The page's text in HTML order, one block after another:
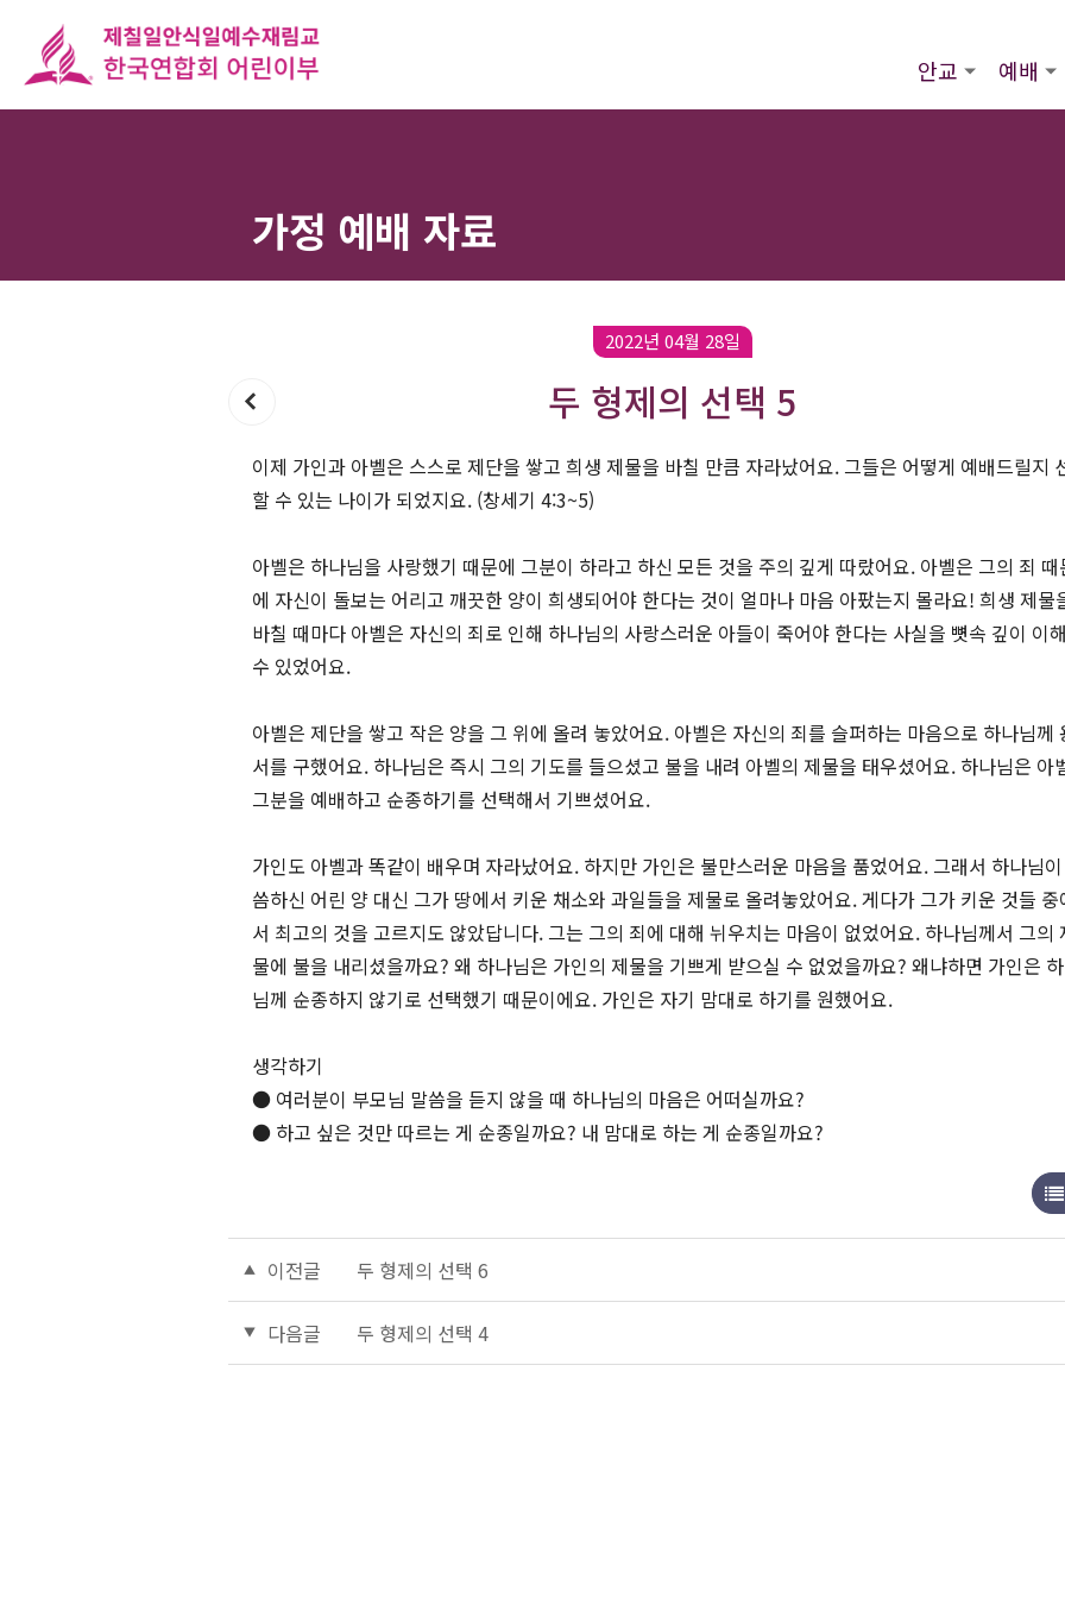
안교 예배
가정 예배 자료
2022년 04월 28일
두 형제의 선택 5
이제 가인과 아벨은 스스로 제단을 쌓고 희생 제물을 바칠 만큼 자라났어요. 그들은 어떻게 예배드릴지
할 수 있는 나이가 되었지요. (창세기 4:3~5)
아벨은 하나님을 사랑했기 때문에 그분이 하라고 하신 모든 것을 주의 깊게 따랐어요. 아벨은 그의 죄 때
에 자신이 돌보는 어리고 깨끗한 양이 희생되어야 한다는 것이 얼마나 마음 아팠는지 몰라요! 희생 제물
바칠 때마다 아벨은 자신의 죄로 인해 하나님의 사랑스러운 아들이 죽어야 한다는 사실을 뼛속 깊이 이
수 있었어요.
아벨은 제단을 쌓고 작은 양을 그 위에 올려 놓았어요. 아벨은 자신의 죄를 슬퍼하는 마음으로 하나님께
서를 구했어요. 하나님은 즉시 그의 기도를 들으셨고 불을 내려 아벨의 제물을 태우셨어요. 하나님은 아
그분을 예배하고 순종하기를 선택해서 기쁘셨어요.
가인도 아벨과 똑같이 배우며 자라났어요. 하지만 가인은 불만스러운 마음을 품었어요. 그래서 하나님
씀하신 어린 양 대신 그가 땅에서 키운 채소와 과일들을 제물로 올려놓았어요. 게다가 그가 키운 것들 중
서 최고의 것을 고르지도 않았답니다. 그는 그의 죄에 대해 뉘우치는 마음이 없었어요. 하나님께서 그의
물에 불을 내리셨을까요? 왜 하나님은 가인의 제물을 기쁘게 받으실 수 없었을까요? 왜냐하면 가인은
님께 순종하지 않기로 선택했기 때문이에요. 가인은 자기 맘대로 하기를 원했어요.
생각하기
● 여러분이 부모님 말씀을 듣지 않을 때 하나님의 마음은 어떠실까요?
● 하고 싶은 것만 따르는 게 순종일까요? 내 맘대로 하는 게 순종일까요?
이전글 두 형제의 선택 6
다음글 두 형제의 선택 4